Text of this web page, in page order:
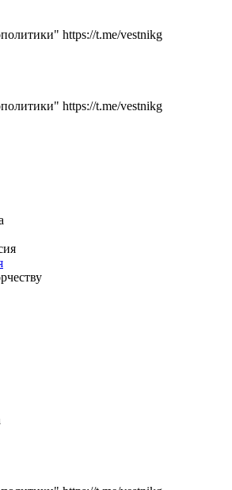
https://t.me/vestnikg
https://t.me/vestnikg